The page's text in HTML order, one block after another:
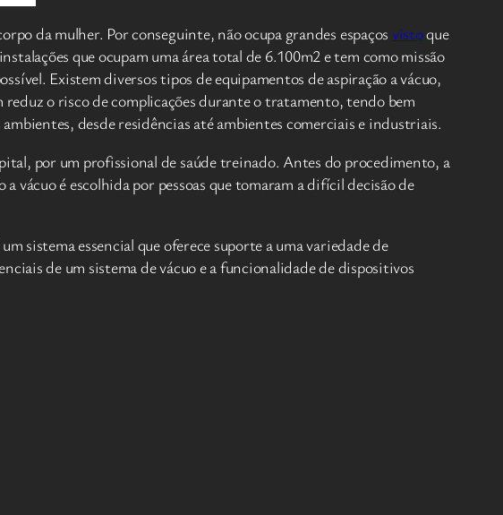
da mulher. Por conseguinte, não ocupa grandes espaços vistoque
que ocupam uma área total de 6.100m2 e tem como missão
Existem diversos tipos de equipamentos de aspiração a vácuo,
reduz o risco de complicações durante o tratamento, tendo bem
desde residências até ambientes comerciais e industriais.
por um profissional de saúde treinado. Antes do procedimento, a
vácuo é escolhida por pessoas que tomaram a difícil decisão de
sistema essencial que oferece suporte a uma variedade de
de um sistema de vácuo e a funcionalidade de dispositivos